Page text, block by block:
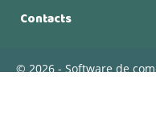
Contacts
© 2026 - Software de